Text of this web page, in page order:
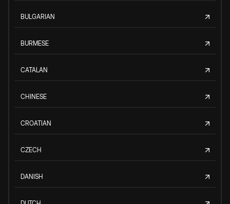
BULGARIAN
BURMESE
CATALAN
CHINESE
CROATIAN
CZECH
DANISH